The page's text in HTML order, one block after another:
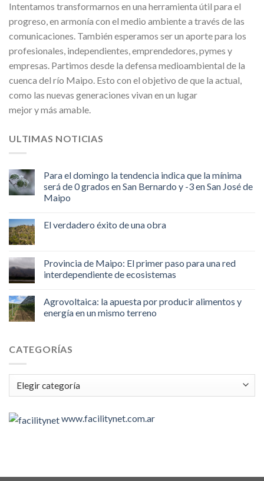
Intentamos transformarnos en una herramienta útil para el
progreso, en armonía con el medio ambiente a través de las
comunicaciones. También esperamos ser un aporte para los
profesionales, independientes, emprendedores, pymes y
empresas. Partimos desde la defensa medioambiental de la
cuenca del río Maipo. Esto con el objetivo de que la actual,
como las nuevas generaciones vivan en un lugar
mejor y más amable.
ULTIMAS NOTICIAS
Para el domingo la tendencia indica que la mínima
será de 0 grados en San Bernardo y -3 en San José de
Maipo
El verdadero éxito de una obra
Provincia de Maipo: El primer paso para una red
interdependiente de ecosistemas
Agrovoltaica: la apuesta por producir alimentos y
energía en un mismo terreno
CATEGORÍAS
Categorías
www.facilitynet.com.ar